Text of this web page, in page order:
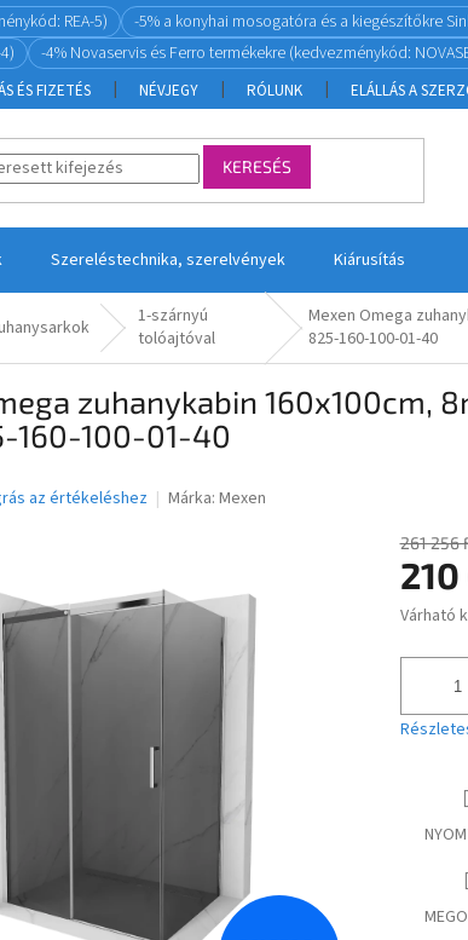
REA-5)
-5% a konyhai mosogatóra és a kiegészítőkre
-4% Novaservis és Ferro termékekre (kedvezménykód:
ÉS FIZETÉS NÉVJEGY RÓLUNK ELÁLLÁS A
KERESÉS
Szereléstechnika, szerelvények Kiárusítás
1-szárnyú
tolóajtóval
Mexen Omega
825-160-100-01-40
zuhanykabin 160x100cm,
160-100-01-40
az értékeléshez Márka: Mexen
261 256
Várható